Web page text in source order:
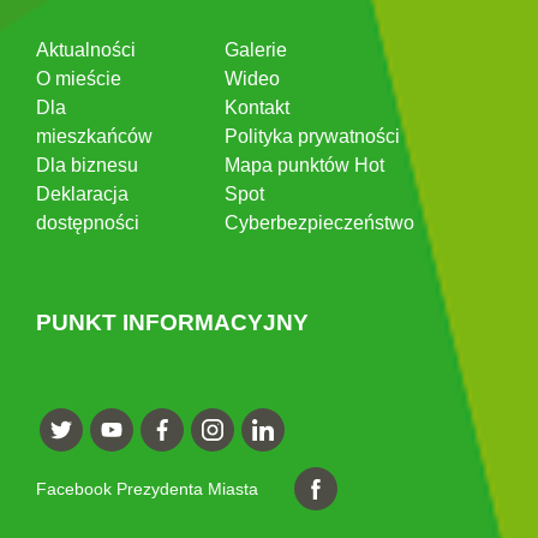
Aktualności
O mieście
Dla
mieszkańców
Dla biznesu
Deklaracja
dostępności
Galerie
Wideo
Kontakt
Polityka prywatności
Mapa punktów Hot
Spot
Cyberbezpieczeństwo
PUNKT INFORMACYJNY
Facebook Prezydenta Miasta